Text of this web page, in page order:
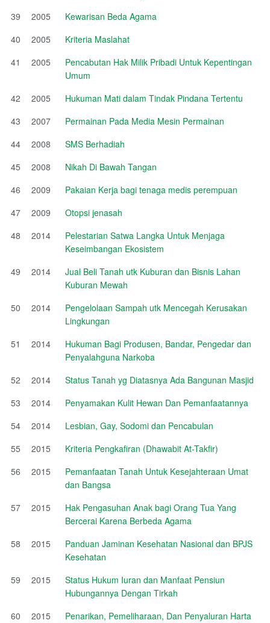
39
2005
Kewarisan Beda Agama
40
2005
Kriteria Maslahat
41
2005
Pencabutan Hak Milik Pribadi Untuk Kepentingan
Umum
42
2005
Hukuman Mati dalam Tindak Pindana Tertentu
43
2007
Permainan Pada Media Mesin Permainan
44
2008
SMS Berhadiah
45
2008
Nikah Di Bawah Tangan
46
2009
Pakaian Kerja bagi tenaga medis perempuan
47
2009
Otopsi jenasah
48
2014
Pelestarian Satwa Langka Untuk Menjaga
Keseimbangan Ekosistem
49
2014
Jual Beli Tanah utk Kuburan dan Bisnis Lahan
Kuburan Mewah
50
2014
Pengelolaan Sampah utk Mencegah Kerusakan
Lingkungan
51
2014
Hukuman Bagi Produsen, Bandar, Pengedar dan
Penyalahguna Narkoba
52
2014
Status Tanah yg Diatasnya Ada Bangunan Masjid
53
2014
Penyamakan Kulit Hewan Dan Pemanfaatannya
54
2014
Lesbian, Gay, Sodomi dan Pencabulan
55
2015
Kriteria Pengkafiran (Dhawabit At-Takfir)
56
2015
Pemanfaatan Tanah Untuk Kesejahteraan Umat
dan Bangsa
57
2015
Hak Pengasuhan Anak bagi Orang Tua Yang
Bercerai Karena Berbeda Agama
58
2015
Panduan Jaminan Kesehatan Nasional dan BPJS
Kesehatan
59
2015
Status Hukum Iuran dan Manfaat Pensiun
Hubungannya Dengan Tirkah
60
2015
Penarikan, Pemeliharaan, Dan Penyaluran Harta